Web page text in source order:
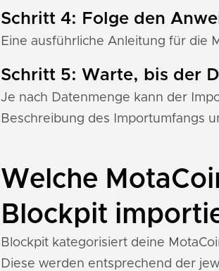
Schritt 4: Folge den
Eine ausführliche Anleitung für die
Schritt 5: Warte, bis der
Je nach Datenmenge kann der
Beschreibung des Importumfangs
Welche
Blockpit
Blockpit kategorisiert deine
Diese werden entsprechend der